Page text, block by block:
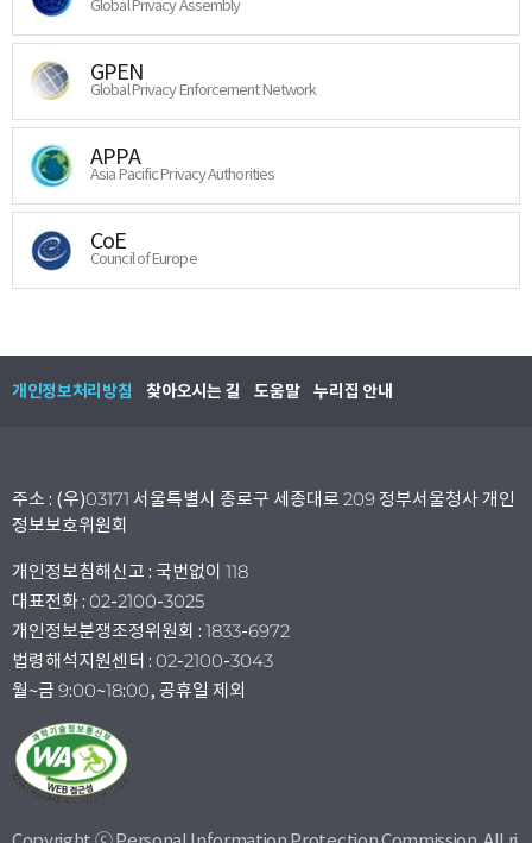
Global Privacy Assembly
GPEN
Global Privacy Enforcement Network
APPA
Asia Pacific Privacy Authorities
CoE
Council of Europe
개인정보처리방침 찾아오시는 길 도움말 누리집 안내
주소 : (우)03171 서울특별시 종로구 세종대로 209 정부서울청사 개인
정보보호위원회
개인정보침해신고 : 국번없이 118
대표전화 : 02-2100-3025
개인정보분쟁조정위원회 : 1833-6972
법령해석지원센터 : 02-2100-3043
월~금 9:00~18:00, 공휴일 제외